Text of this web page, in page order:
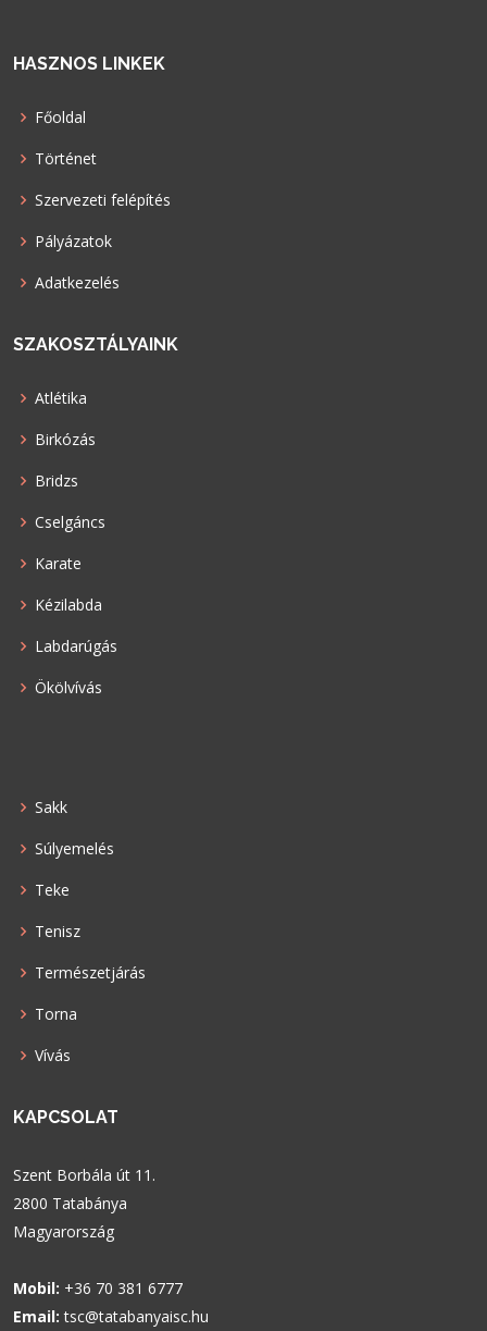
HASZNOS LINKEK
Főoldal
Történet
Szervezeti felépítés
Pályázatok
Adatkezelés
SZAKOSZTÁLYAINK
Atlétika
Birkózás
Bridzs
Cselgáncs
Karate
Kézilabda
Labdarúgás
Ökölvívás
Sakk
Súlyemelés
Teke
Tenisz
Természetjárás
Torna
Vívás
KAPCSOLAT
Szent Borbála út 11.
2800 Tatabánya
Magyarország
Mobil: +36 70 381 6777
Email: tsc@tatabanyaisc.hu